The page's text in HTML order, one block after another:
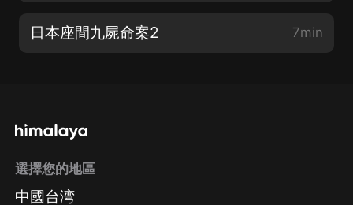
日本座間九屍命案2 7min
選擇您的地區
中國台湾